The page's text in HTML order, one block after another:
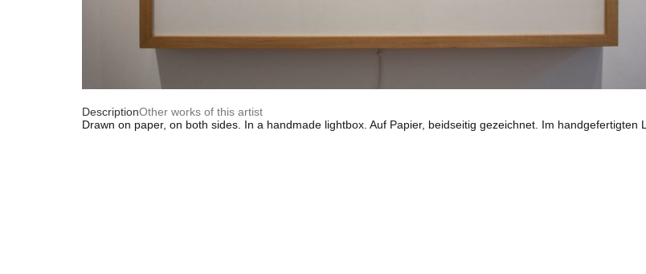
DescriptionOther works of this artist
Drawn on paper, on both sides. In a handmade lightbox. Auf Papier, beidseitig gezeichnet. Im handgefertigten